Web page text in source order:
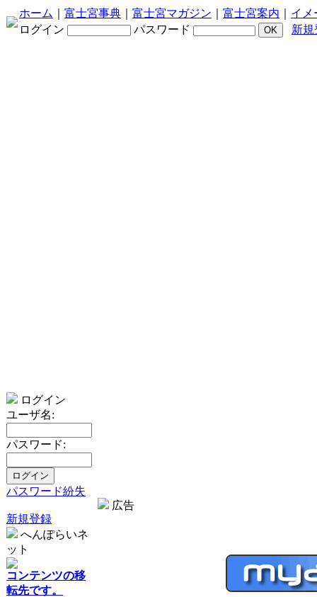
ホーム 富士宮事典 富士宮マガジン 富士宮案内
イメ
ログイン
パスワード 新規
ログイン
ユーザ名:
パスワード:
パスワード紛失
新規登録
へんぽらいネ
ット
コンテンツの移
転先です。
広告